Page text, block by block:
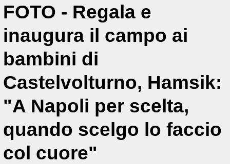
FOTO - Regala e
inaugura il campo ai
bambini di
Castelvolturno, Hamsik:
"A Napoli per scelta,
quando scelgo lo faccio
col cuore"